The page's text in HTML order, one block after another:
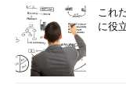
これ
に役